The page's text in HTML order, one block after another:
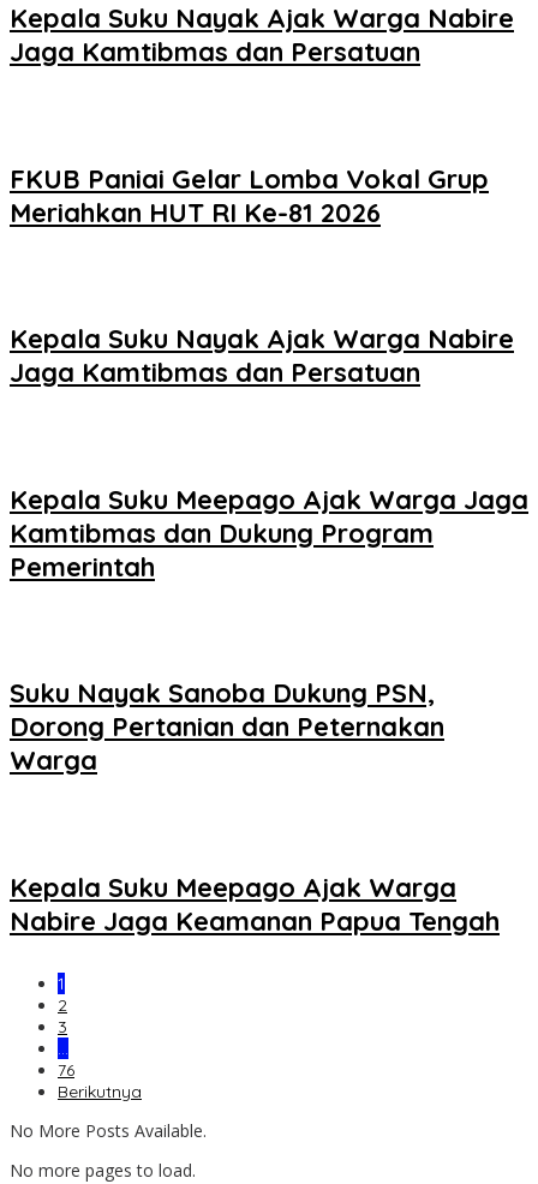
Kepala Suku Nayak Ajak Warga Nabire
Jaga Kamtibmas dan Persatuan
FKUB Paniai Gelar Lomba Vokal Grup
Meriahkan HUT RI Ke-81 2026
Kepala Suku Nayak Ajak Warga Nabire
Jaga Kamtibmas dan Persatuan
Kepala Suku Meepago Ajak Warga Jaga
Kamtibmas dan Dukung Program
Pemerintah
Suku Nayak Sanoba Dukung PSN,
Dorong Pertanian dan Peternakan
Warga
Kepala Suku Meepago Ajak Warga
Nabire Jaga Keamanan Papua Tengah
1
2
3
…
76
Berikutnya
No More Posts Available.
No more pages to load.